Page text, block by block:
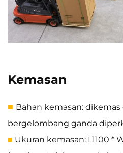
Kemasan
■ Bahan kemasan:
bergelombang ganda
■ Ukuran kemasan: L1100 *